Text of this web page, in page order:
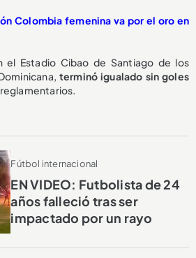
Colombia femenina va por el oro en
el Estadio Cibao de Santiago de los
terminó igualado sin goles
Fútbol internacional
EN VIDEO: Futbolista de 24
años falleció tras ser
impactado por un rayo